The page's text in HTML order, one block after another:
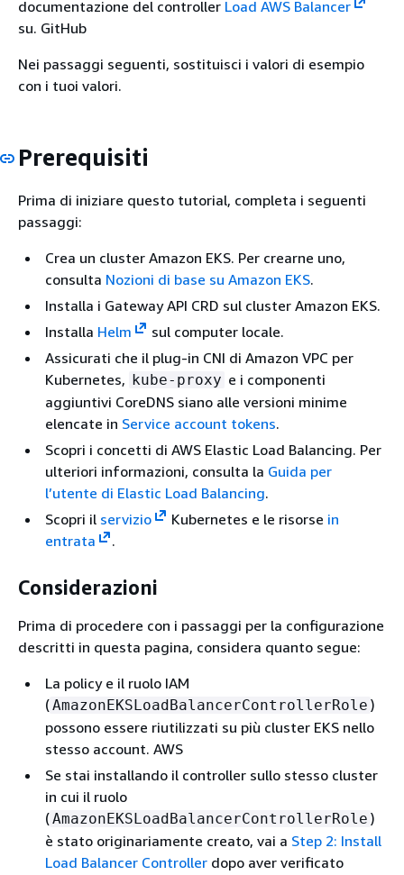
documentazione del controller Load AWS Balancer
su. GitHub
Nei passaggi seguenti, sostituisci i valori di esempio
con i tuoi valori.
Prerequisiti
Prima di iniziare questo tutorial, completa i seguenti
passaggi:
Crea un cluster Amazon EKS. Per crearne uno,
consulta Nozioni di base su Amazon EKS.
Installa i Gateway API CRD sul cluster Amazon EKS.
Installa Helm
sul computer locale.
Assicurati che il plug-in CNI di Amazon VPC per
Kubernetes, kube-proxy e i componenti
aggiuntivi CoreDNS siano alle versioni minime
elencate in Service account tokens.
Scopri i concetti di AWS Elastic Load Balancing. Per
ulteriori informazioni, consulta la Guida per
l’utente di Elastic Load Balancing.
Scopri il servizio Kubernetes e le risorse in
entrata
.
Considerazioni
Prima di procedere con i passaggi per la configurazione
descritti in questa pagina, considera quanto segue:
La policy e il ruolo IAM
(AmazonEKSLoadBalancerControllerRole )
possono essere riutilizzati su più cluster EKS nello
stesso account. AWS
Se stai installando il controller sullo stesso cluster
in cui il ruolo
(AmazonEKSLoadBalancerControllerRole )
è stato originariamente creato, vai a Step 2: Install
Load Balancer Controller dopo aver verificato